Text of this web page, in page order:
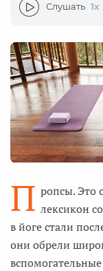
Слушать 1x
П ропсы. Это
лексикон
в йоге стали
они обрели